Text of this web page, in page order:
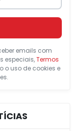
emails com
especiais,Termos
o uso de cookies e